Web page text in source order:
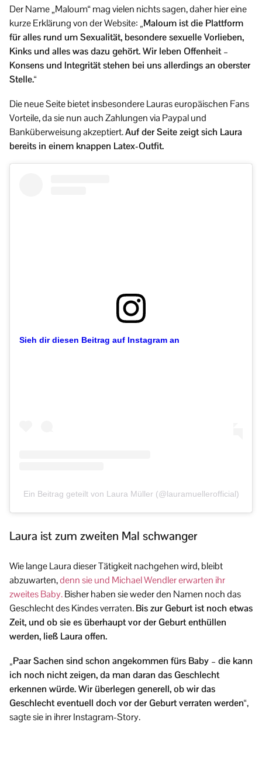
Der Name „Maloum“ mag vielen nichts sagen, daher hier eine
kurze Erklärung von der Website: „Maloum ist die Plattform
für alles rund um Sexualität, besondere sexuelle Vorlieben,
Kinks und alles was dazu gehört. Wir leben Offenheit –
Konsens und Integrität stehen bei uns allerdings an oberster
Stelle.“
Die neue Seite bietet insbesondere Lauras europäischen Fans
Vorteile, da sie nun auch Zahlungen via Paypal und
Banküberweisung akzeptiert.Auf der Seite zeigt sich Laura
bereits in einem knappen Latex-Outfit.
Sieh dir diesen Beitrag auf Instagram an
Ein Beitrag geteilt von Laura Müller (@lauramuellerofficial)
Laura ist zum zweiten Mal schwanger
Wie lange Laura dieser Tätigkeit nachgehen wird, bleibt
abzuwarten,denn sie und Michael Wendler erwarten ihr
zweites Baby.Bisher haben sie weder den Namen noch das
Geschlecht des Kindes verraten.Bis zur Geburt ist noch etwas
Zeit, und ob sie es überhaupt vor der Geburt enthüllen
werden, ließ Laura offen.
„Paar Sachen sind schon angekommen fürs Baby – die kann
ich noch nicht zeigen, da man daran das Geschlecht
erkennen würde. Wir überlegen generell, ob wir das
Geschlecht eventuell doch vor der Geburt verraten werden“,
sagte sie in ihrer Instagram-Story.